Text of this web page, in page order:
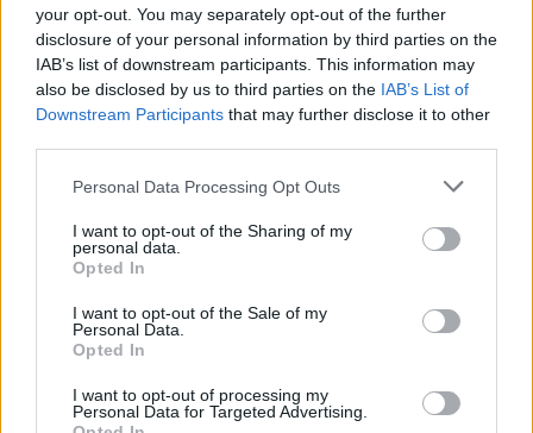
your opt-out. You may separately opt-out of the further
disclosure of your personal information by third parties on the
IAB’s list of downstream participants. This information may
also be disclosed by us to third parties on the IAB’s List of
Downstream Participants that may further disclose it to other
Please note that this website/app uses one or more Google
not limited to your visit or usage behaviour. You may click to
grant or deny consent to Google and its third-party tags to
use your data for below specified purposes in below Google
consent section.
Personal Data Processing Opt Outs
I want to opt-out of the Sharing of my
personal data.
Opted In
I want to opt-out of the Sale of my
Personal Data.
Opted In
I want to opt-out of processing my
Personal Data for Targeted Advertising.
bedreiging, is er in mei een nationale campagne
gestart: ‘No al vaping’. Deze campagne heeft als
doel jongeren bewust te maken van de risico’s die
verbonden zijn aan het gebruik van e-sigaretten.
over wat ze in hun lichaam stoppen.